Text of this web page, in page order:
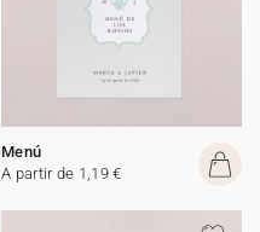
Menú
A partir de 1,19 €